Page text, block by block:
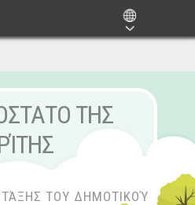
ΤΗΣ
ΤΆΞΗΣ ΤΟΥ ΔΗΜΟΤΙΚΟΎ